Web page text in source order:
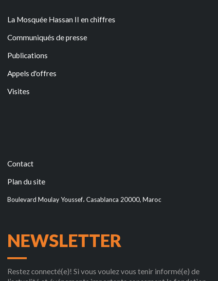
La Mosquée Hassan II en chiffres
Communiqués de presse
Publications
Appels d'offres
Visites
Contact
Plan du site
Boulevard Moulay Youssef، Casablanca 20000, Maroc
NEWSLETTER
Restez connecté(e)! Si vous voulez vous tenir informé(e) de